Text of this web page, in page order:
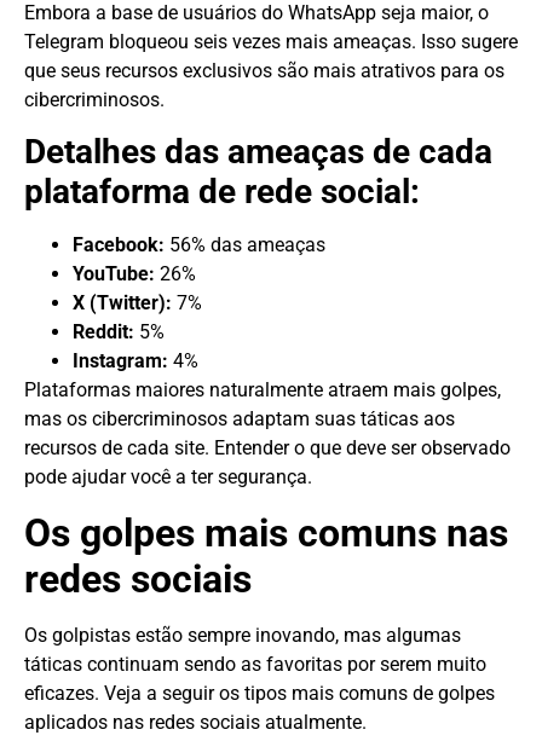
Embora a base de usuários do WhatsApp seja maior, o
Telegram bloqueou seis vezes mais ameaças. Isso sugere
que seus recursos exclusivos são mais atrativos para os
cibercriminosos.
Detalhes das ameaças de cada
plataforma de rede social:
Facebook: 56% das ameaças
YouTube: 26%
X (Twitter): 7%
Reddit: 5%
Instagram: 4%
Plataformas maiores naturalmente atraem mais golpes,
mas os cibercriminosos adaptam suas táticas aos
recursos de cada site. Entender o que deve ser observado
pode ajudar você a ter segurança.
Os golpes mais comuns nas
redes sociais
Os golpistas estão sempre inovando, mas algumas
táticas continuam sendo as favoritas por serem muito
eficazes. Veja a seguir os tipos mais comuns de golpes
aplicados nas redes sociais atualmente.